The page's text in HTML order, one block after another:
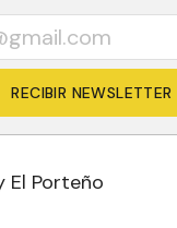
RECIBIR NEWSLETTER
El Porteño